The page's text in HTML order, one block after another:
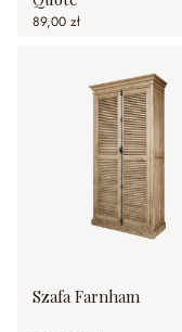
89,00 zł
Szafa Farnham